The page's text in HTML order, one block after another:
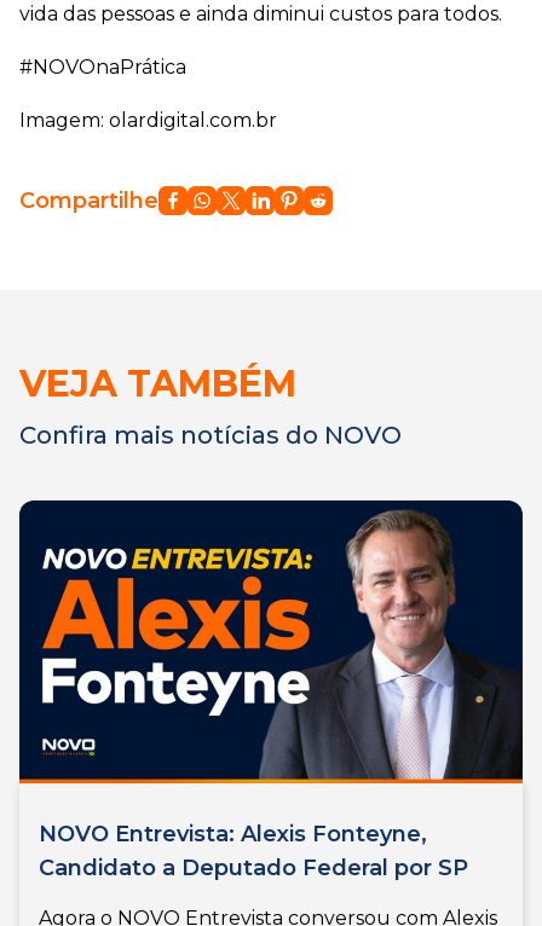
vida das pessoas e ainda diminui custos para todos.
#NOVOnaPrática
Imagem: olardigital.com.br
Compartilhe
VEJA TAMBÉM
Confira mais notícias do NOVO
NOVO Entrevista: Alexis Fonteyne,
Candidato a Deputado Federal por SP
Agora o NOVO Entrevista conversou com Alexis